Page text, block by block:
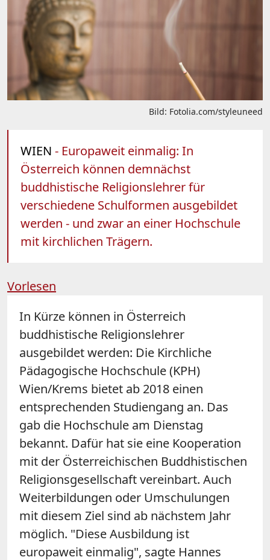
Bild: Fotolia.com/styleuneed
WIEN - Europaweit einmalig: In
Österreich können demnächst
buddhistische Religionslehrer für
verschiedene Schulformen ausgebildet
werden - und zwar an einer Hochschule
mit kirchlichen Trägern.
Vorlesen
In Kürze können in Österreich
buddhistische Religionslehrer
ausgebildet werden: Die Kirchliche
Pädagogische Hochschule (KPH)
Wien/Krems bietet ab 2018 einen
entsprechenden Studiengang an. Das
gab die Hochschule am Dienstag
bekannt. Dafür hat sie eine Kooperation
mit der Österreichischen Buddhistischen
Religionsgesellschaft vereinbart. Auch
Weiterbildungen oder Umschulungen
mit diesem Ziel sind ab nächstem Jahr
möglich. "Diese Ausbildung ist
europaweit einmalig", sagte Hannes